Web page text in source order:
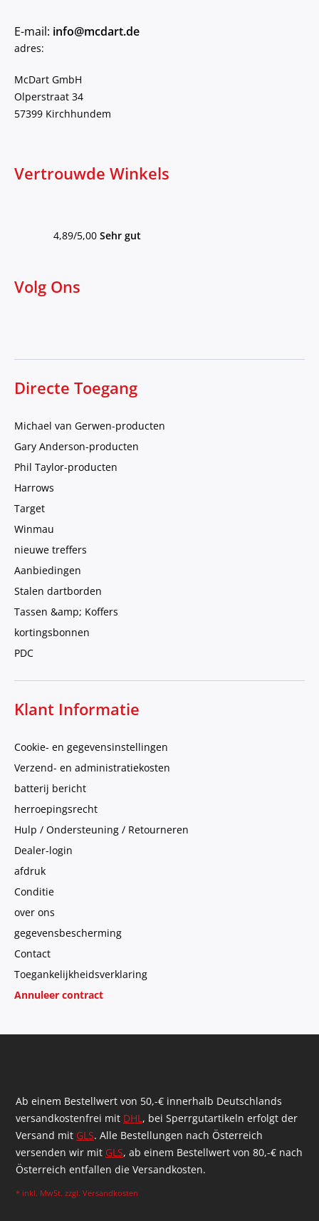
E-mail: info@mcdart.de
adres:
McDart GmbH
Olperstraat 34
57399 Kirchhundem
Vertrouwde Winkels
4,89/5,00 Sehr gut
Volg Ons
Directe Toegang
Michael van Gerwen-producten
Gary Anderson-producten
Phil Taylor-producten
Harrows
Target
Winmau
nieuwe treffers
Aanbiedingen
Stalen dartborden
Tassen &amp; Koffers
kortingsbonnen
PDC
Klant Informatie
Cookie- en gegevensinstellingen
Verzend- en administratiekosten
batterij bericht
herroepingsrecht
Hulp / Ondersteuning / Retourneren
Dealer-login
afdruk
Conditie
over ons
gegevensbescherming
Contact
Toegankelijkheidsverklaring
Annuleer contract
Ab einem Bestellwert von 50,-€ innerhalb Deutschlands
versandkostenfrei mit DHL, bei Sperrgutartikeln erfolgt der
Versand mit GLS. Alle Bestellungen nach Österreich
versenden wir mit GLS, ab einem Bestellwert von 80,-€ nach
Österreich entfallen die Versandkosten.
* inkl. MwSt. zzgl. Versandkosten